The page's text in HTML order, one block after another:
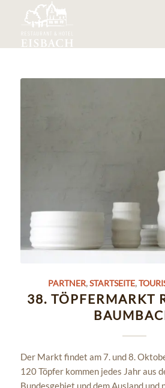
PARTNER,STARTSEITE,
38. TÖPFERMARKT
Der Markt findet am 7. und 8.
120 Töpfer kommen jedes Jahr aus
Bundesgebiet und dem Ausland und